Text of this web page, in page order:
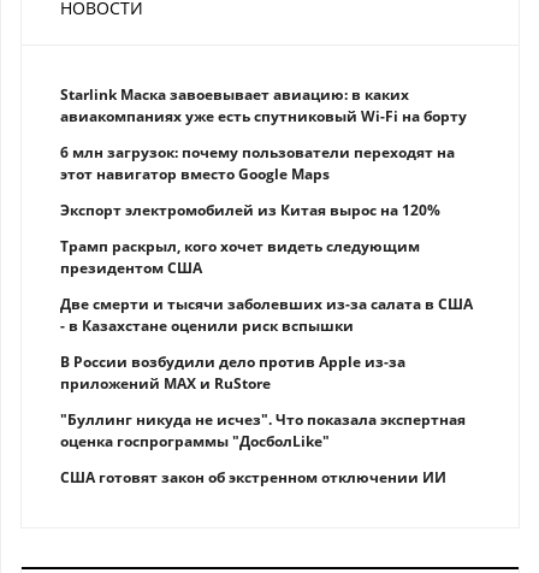
НОВОСТИ
Starlink Маска завоевывает авиацию: в каких
авиакомпаниях уже есть спутниковый Wi-Fi на борту
6 млн загрузок: почему пользователи переходят на
этот навигатор вместо Google Maps
Экспорт электромобилей из Китая вырос на 120%
Трамп раскрыл, кого хочет видеть следующим
президентом США
Две смерти и тысячи заболевших из-за салата в США
- в Казахстане оценили риск вспышки
В России возбудили дело против Apple из-за
приложений MAX и RuStore
"Буллинг никуда не исчез". Что показала экспертная
оценка госпрограммы "ДосболLike"
США готовят закон об экстренном отключении ИИ